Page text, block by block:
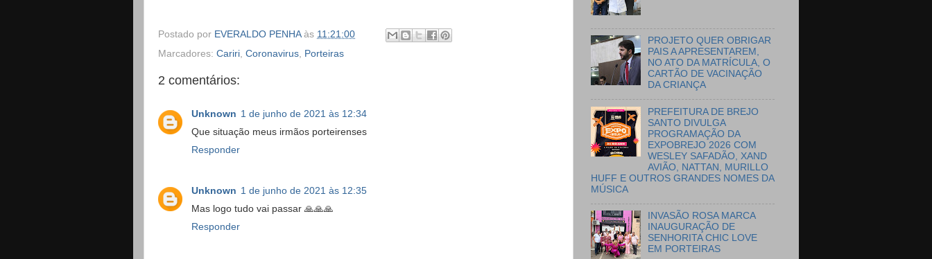
Postado por EVERALDO PENHA às 11:21:00
Marcadores: Cariri Coronavirus Porteiras
2 comentários:
Unknown 1 de junho de 2021 às 12:34
Que situação meus irmãos porteirenses
Responder
Unknown 1 de junho de 2021 às 12:35
Mas logo tudo vai passar 🙏🙏🙏
Responder
PROJETO QUER OBRIGAR
PAIS A APRESENTAREM,
NO ATO DA MATRÍCULA, O
CARTÃO DE VACINAÇÃO
DA CRIANÇA
PREFEITURA DE BREJO
SANTO DIVULGA
PROGRAMAÇÃO DA
EXPOBREJO 2026 COM
WESLEY SAFADÃO, XAND
AVIÃO, NATTAN, MURILLO
HUFF E OUTROS GRANDES NOMES DA
MÚSICA
INVASÃO ROSA MARCA
INAUGURAÇÃO DE
SENHORITA CHIC LOVE
EM PORTEIRAS